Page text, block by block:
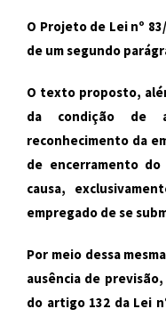
O Projeto de Lei nº
de um segundo
O texto proposto,
da condição de
reconhecimento da
de encerramento
causa,
empregado de se
Por meio dessa
ausência de
do artigo 132 da Lei